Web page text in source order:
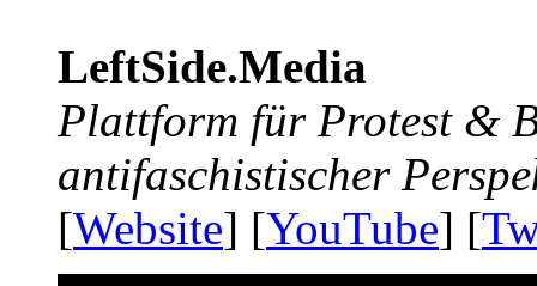
LeftSide.Media
Plattform für Protest &
antifaschistischer
[Website] [YouTube] [